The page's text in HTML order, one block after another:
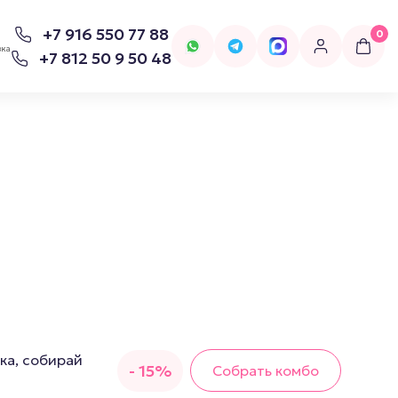
+7 916 550 77 88
+7 812 50 9 50 48
0
- 15%
собирай
Собрать комбо